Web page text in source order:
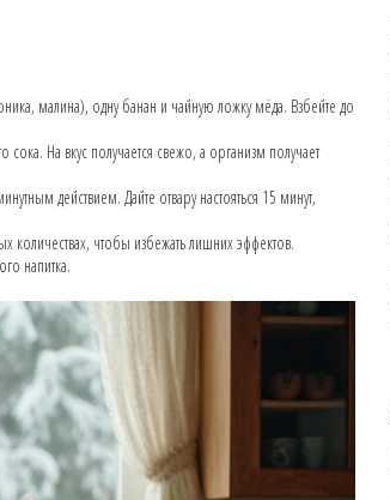
малина), одну банан и чайную ложку мёда. Взбейте до
На вкус получается свежо, а организм получает
действием. Дайте отвару настояться 15 минут,
чтобы избежать лишних эффектов.
напитка.